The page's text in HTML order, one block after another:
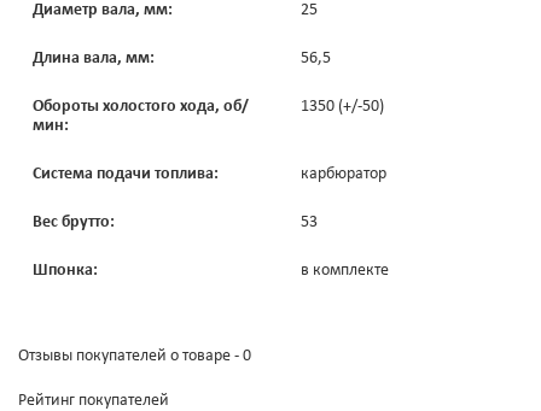
Диаметр вала, мм: 25
Длина вала, мм: 56,5
Обороты холостого хода, об/
мин:
1350 (+/-50)
Система подачи топлива: карбюратор
Вес брутто: 53
Шпонка: в комплекте
Отзывы покупателей о товаре - 0
Рейтинг покупателей